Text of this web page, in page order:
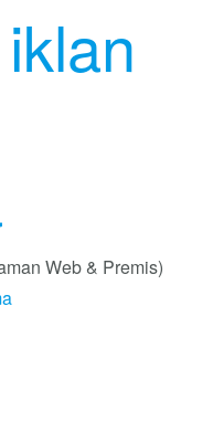
Web & Premis)